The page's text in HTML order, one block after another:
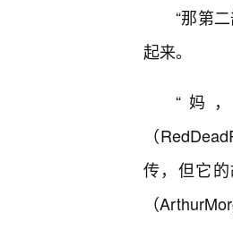
“那第
起来。
“妈
（
传，但它
（